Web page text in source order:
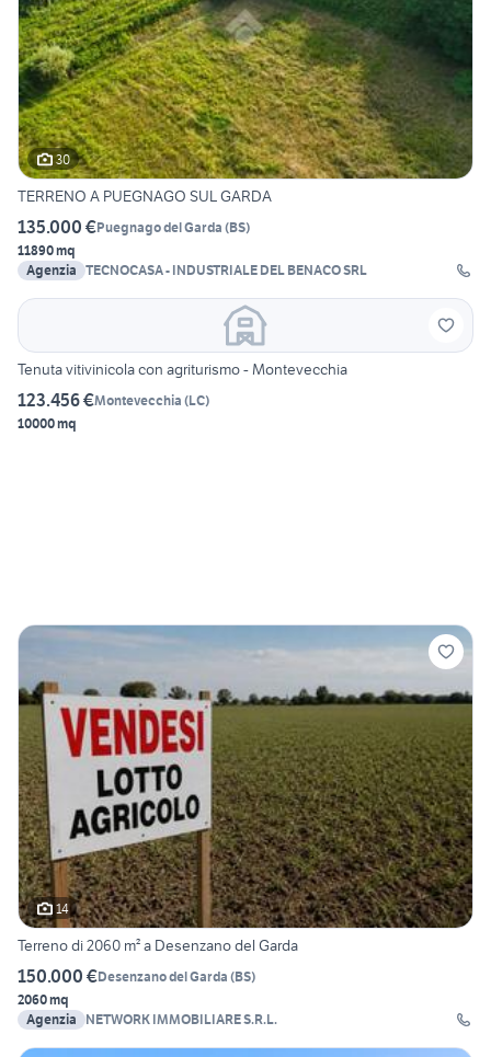
30
TERRENO A PUEGNAGO SUL GARDA
135.000 €Puegnago del Garda (BS)
11890 mq
Agenzia TECNOCASA - INDUSTRIALE DEL BENACO SRL
Tenuta vitivinicola con agriturismo - Montevecchia
123.456 €Montevecchia (LC)
10000 mq
14
Terreno di 2060 m² a Desenzano del Garda
150.000 €Desenzano del Garda (BS)
2060 mq
Agenzia
NETWORK IMMOBILIARE S.R.L.